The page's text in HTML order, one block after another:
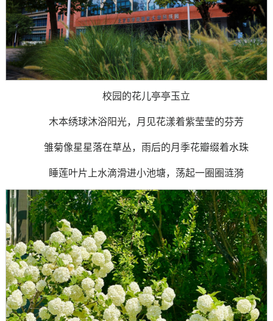
校园的花儿亭亭玉立
木本绣球沐浴阳光，月见花漾着紫莹莹的芬芳
雏菊像星星落在草丛，雨后的月季花瓣缀着水珠
睡莲叶片上水滴滑进小池塘，荡起一圈圈涟漪